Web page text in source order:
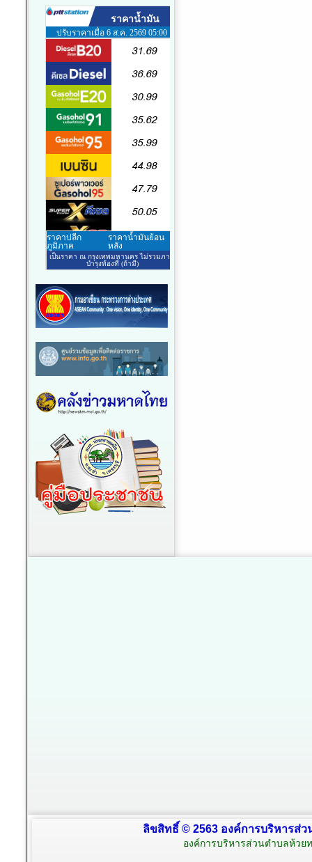
ลิขสิทธิ์ © 2563 องค์การบริหารส่
องค์การบริหารส่วนตำบลห้วย